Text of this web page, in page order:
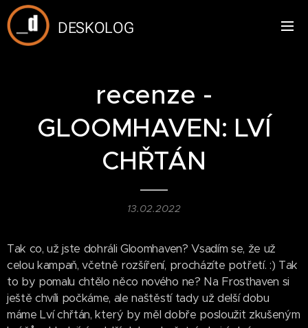
DESKOLOG
recenze -
GLOOMHAVEN: LVÍ
CHŘTÁN
13.02.2022
Tak co, už jste dohráli Gloomhaven? Vsadím se, že už
celou kampaň, včetně rozšíření, procházíte potřetí. :) Tak
to by pomalu chtělo něco nového ne? Na Frosthaven si
ještě chvíli počkáme, ale naštěstí tady už delší dobu
máme Lví chřtán, který by měl dobře posloužit zkušeným